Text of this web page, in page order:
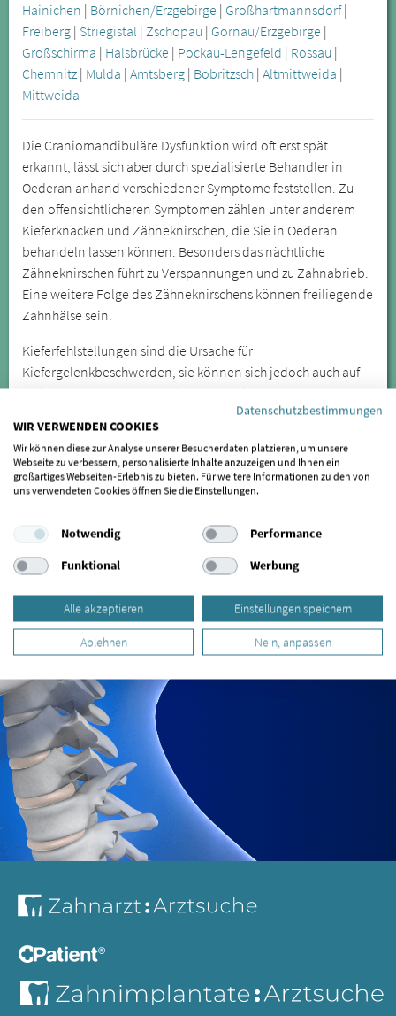
Hainichen | Börnichen/Erzgebirge | Großhartmannsdorf|
Freiberg | Striegistal | Zschopau | Gornau/Erzgebirge |
Großschirma | Halsbrücke | Pockau-Lengefeld | Rossau |
Chemnitz | Mulda | Amtsberg | Bobritzsch | Altmittweida |
Mittweida
Die Craniomandibuläre Dysfunktion wird oft erst spät
erkannt, lässt sich aber durch spezialisierte Behandler in
Oederan anhand verschiedener Symptome feststellen. Zu
den offensichtlicheren Symptomen zählen unter anderem
Kieferknacken und Zähneknirschen, die Sie in Oederan
behandeln lassen können. Besonders das nächtliche
Zähneknirschen führt zu Verspannungen und zu Zahnabrieb.
Eine weitere Folge des Zähneknirschens können freiliegende
Zahnhälse sein.
Kieferfehlstellungen sind die Ursache für
Kiefergelenkbeschwerden, sie können sich jedoch auch auf
daher bei wiederkehrenden oder anhaltenden Symptomen
von einem Spezialisten für CMD untersuchen.
Datenschutzbestimmungen
WIR VERWENDEN COOKIES
Wir können diese zur Analyse unserer Besucherdaten platzieren, um unsere
Webseite zu verbessern, personalisierte Inhalte anzuzeigen und Ihnen ein
großartiges Webseiten-Erlebnis zu bieten. Für weitere Informationen zu den von
uns verwendeten Cookies öffnen Sie die Einstellungen.
Notwendig
Performance
Funktional
Werbung
Alle akzeptieren Einstellungen speichern
Ablehnen Nein, anpassen